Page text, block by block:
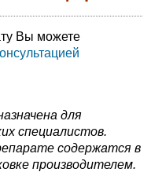
Вы можете
для
специалистов.
содержатся в
производителем.